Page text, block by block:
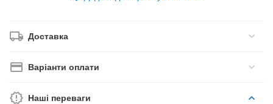
Доставка
Варіанти оплати
Наші переваги